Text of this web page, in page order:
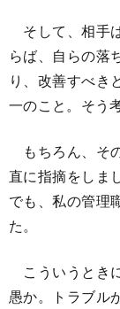
そして、相手
らば、自らの落
り、改善すべき
一のこと。そう
もちろん、そ
直に指摘をしま
でも、私の管理
た。
こういうとき
愚か。トラブル